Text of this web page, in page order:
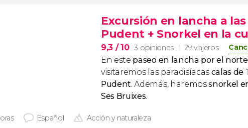
Excursión en lancha a
Pudent + Snorkel en la
9,3 / 10 3 opiniones 29 viajeros
En este paseo en lancha por el
visitaremos las paradisíacas calas de
Pudent. Además, haremossnorkel
Ses Bruixes.
Español Acción y naturaleza